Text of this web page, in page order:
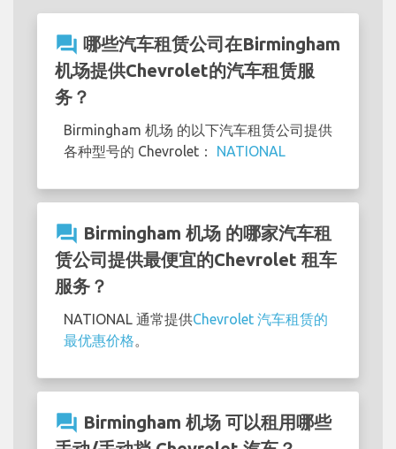
question_answer 哪些汽车租赁公司在Birmingham
机场提供Chevrolet的汽车租赁服
务？
Birmingham 机场 的以下汽车租赁公司提供
各种型号的 Chevrolet： NATIONAL
question_answer Birmingham 机场 的哪家汽车租
赁公司提供最便宜的Chevrolet 租车
服务？
NATIONAL 通常提供Chevrolet 汽车租赁的
最优惠价格
question_answer Birmingham 机场 可以租用哪些